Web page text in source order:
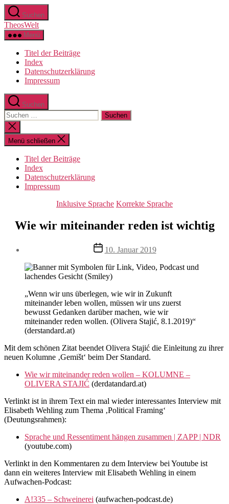
Zum
Inhalt
springen
Suchen
TheosWelt
Menü
Titel der Beiträge
Index
Datenschutzerklärung
Impressum
Suchen
Suchen
nach:
Suche
schließen
Menü schließen
Titel der Beiträge
Index
Datenschutzerklärung
Impressum
Kategorien
Inklusive Sprache Korrekte Sprache
Wie wir miteinander reden ist wichtig
Veröffentlichungsdatum
10. Januar 2019
„Wenn wir uns überlegen, wie wir in Zukunft
miteinander leben wollen, müssen wir uns zuerst
bewusst Gedanken darüber machen, wie wir
miteinander reden wollen. (Olivera Stajić, 8.1.2019)“
(derstandard.at)
Mit dem schönen Zitat beendet Olivera Stajić die Einleitung zu ihrer
neuen Kolumne ‚Gemišt‘ beim Der Standard.
Wie wir miteinander reden wollen – KOLUMNE –
OLIVERA STAJIĆ (derdatandard.at)
Verlinkt ist in ihrem Text ein mal wieder interessantes Interview mit
Elisabeth Wehling zum Thema ‚Political Framing‘
(Deutungsrahmen):
Sprache und Ressentiment hängen zusammen | ZAPP | NDR
(youtube.com)
Verlinkt in den Kommentaren zu dem Interview bei Youtube ist
dann ein weiteres Interview mit Elisabeth Wehling in einem
Aufwachen-Podcast:
A!335 – Schweinerei (aufwachen-podcast.de)